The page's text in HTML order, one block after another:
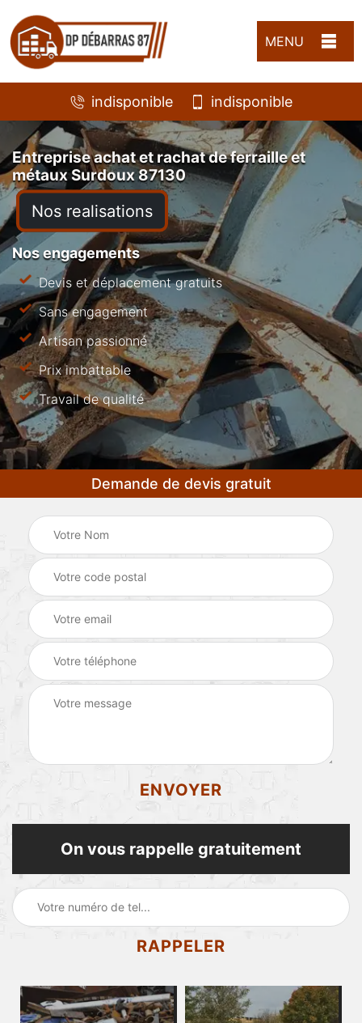
MENU
indisponible indisponible
Entreprise achat et rachat de ferraille et
métaux Surdoux 87130
Nos realisations
Nos engagements
Devis et déplacement gratuits
Sans engagement
Artisan passionné
Prix imbattable
Travail de qualité
Demande de devis gratuit
On vous rappelle gratuitement